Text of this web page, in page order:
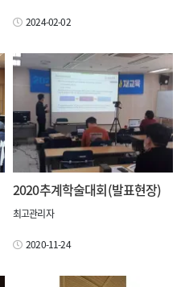
2024-02-02
2020추계학술대회(발표현장)
최고관리자
2020-11-24